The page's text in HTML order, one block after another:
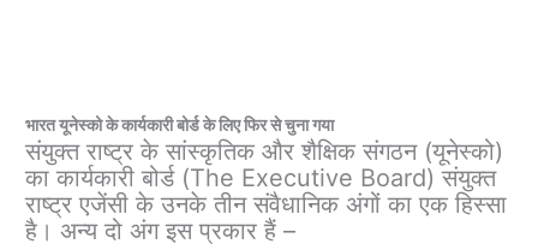
भारत यूनेस्को के कार्यकारी बोर्ड के लिए फिर से चुना गया
संयुक्त राष्ट्र के सांस्कृतिक और शैक्षिक संगठन (यूनेस्को)
का कार्यकारी बोर्ड (The Executive Board) संयुक्त
राष्ट्र एजेंसी के उनके तीन संवैधानिक अंगों का एक हिस्सा
है। अन्य दो अंग इस प्रकार हैं –